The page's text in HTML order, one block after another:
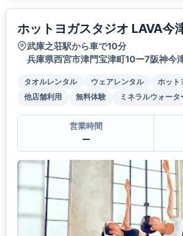
ホットヨガスタジオ LAVA今
武庫之荘駅から車で10分
兵庫県西宮市津門宝津町10ー7阪神今
タオルレンタル ウェアレンタル ホット
他店舗利用
無料体験 ミネラルウォータ
営業時間
ー